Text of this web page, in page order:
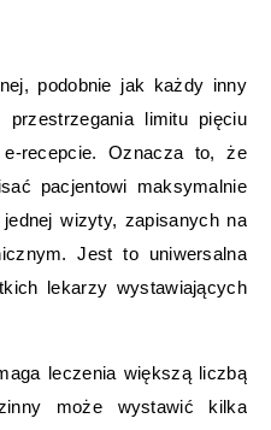
podobnie jak każdy inny
limitu pięciu
recepcie. Oznacza to, że
pacjentowi maksymalnie
wizyty, zapisanych na
Jest to uniwersalna
lekarzy wystawiających
leczenia większą liczbą
może wystawić kilka